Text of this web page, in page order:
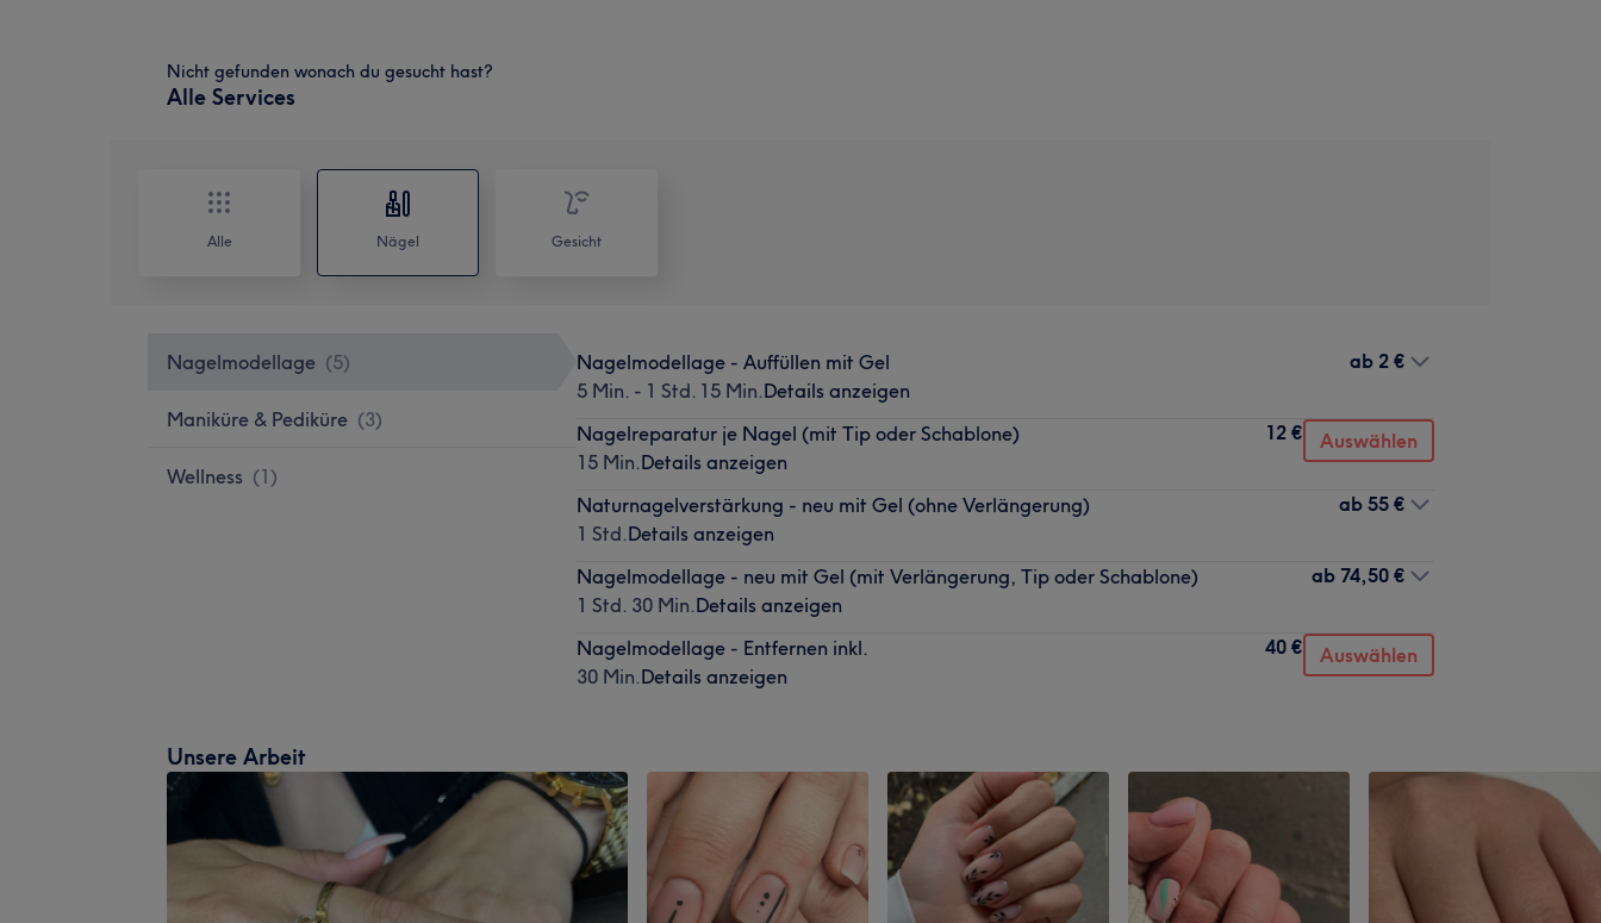
Nicht gefunden wonach du gesucht hast?
Alle Services
Alle Nägel Gesicht
Nagelmodellage (5)
Maniküre & Pediküre (3)
Wellness (1)
Nagelmodellage - Auffüllen mit Gel
5 Min. - 1 Std. 15 Min.Details anzeigen
ab 2 €
Nagelreparatur je Nagel (mit Tip oder Schablone)
15 Min.Details anzeigen
12 € Auswählen
Naturnagelverstärkung - neu mit Gel (ohne Verlängerung)
1 Std.Details anzeigen
ab 55 €
Nagelmodellage - neu mit Gel (mit Verlängerung, Tip oder Schablone)
1 Std. 30 Min.Details anzeigen
ab 74,50 €
Nagelmodellage - Entfernen inkl.
30 Min.Details anzeigen
40 € Auswählen
Unsere Arbeit